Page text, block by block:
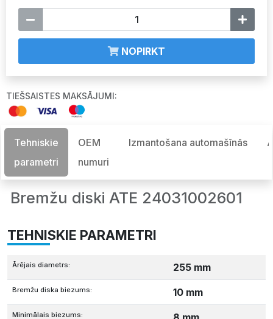
NOPIRKT
TIEŠSAISTES MAKSĀJUMI:
Tehniskie
parametri
OEM
numuri
Izmantošana automašīnās
Bremžu diski ATE 24031002601
TEHNISKIE PARAMETRI
Ārējais diametrs: 255 mm
Bremžu diska biezums: 10 mm
Minimālais biezums: